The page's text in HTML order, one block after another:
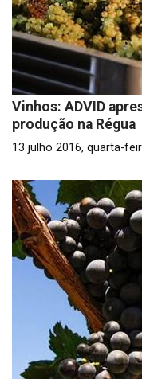
Vinhos: ADVID
produção na Régua
13 julho 2016, quarta-